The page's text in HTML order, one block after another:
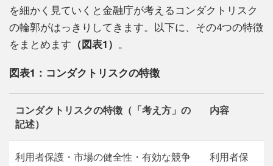
を細かく見ていくと金融庁が考えるコンダクトリスク
の輪郭がはっきりしてきます。以下に、その4つの特徴
をまとめます （図表1） 。
図表1：コンダクトリスクの特徴
コンダクトリスクの特徴（「考え方」の
記述）
内容
利用者保護・市場の健全性・有効な競争
利用者保